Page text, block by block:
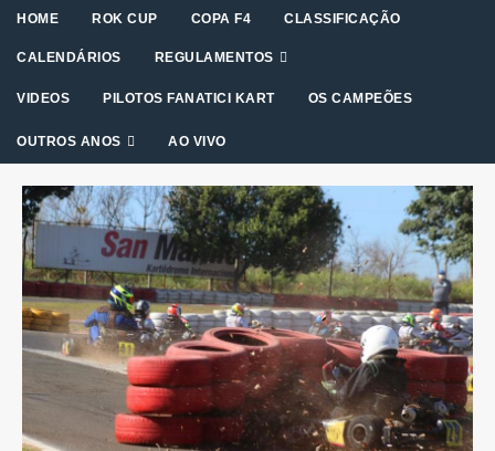
HOME ROK CUP COPA F4 CLASSIFICAÇÃO
CALENDÁRIOS REGULAMENTOS
VIDEOS PILOTOS FANATICI KART OS CAMPEÕES
OUTROS ANOS AO VIVO